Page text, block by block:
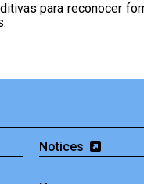
para reconocer
Notices